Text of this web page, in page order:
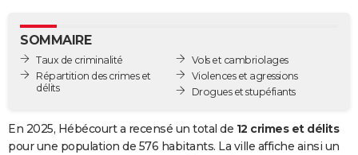
GUIDES D'ACHAT
BONS PLANS
Carte de Noël
Carte Bonne année
Carte Saint-Valentin
Carte Pâques
Carte d'anniversaire
DICTIONNAIRE
SOMMAIRE
Taux de criminalité
Répartition des crimes et
délits
Vols et cambriolages
Violences et agressions
Drogues et stupéfiants
En 2025, Hébécourt a recensé un total de 12 crimes et délits
pour une population de 576 habitants. La ville affiche ainsi un